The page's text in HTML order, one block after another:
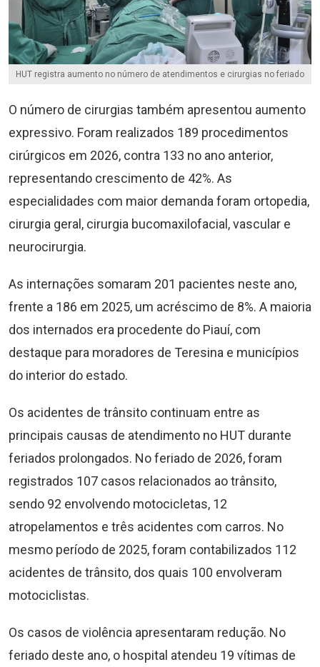
HUT registra aumento no número de atendimentos e cirurgias no feriado
O número de cirurgias também apresentou aumento
expressivo. Foram realizados 189 procedimentos
cirúrgicos em 2026, contra 133 no ano anterior,
representando crescimento de 42%. As
especialidades com maior demanda foram ortopedia,
cirurgia geral, cirurgia bucomaxilofacial, vascular e
neurocirurgia.
As internações somaram 201 pacientes neste ano,
frente a 186 em 2025, um acréscimo de 8%. A maioria
dos internados era procedente do Piauí, com
destaque para moradores de Teresina e municípios
do interior do estado.
Os acidentes de trânsito continuam entre as
principais causas de atendimento no HUT durante
feriados prolongados. No feriado de 2026, foram
registrados 107 casos relacionados ao trânsito,
sendo 92 envolvendo motocicletas, 12
atropelamentos e três acidentes com carros. No
mesmo período de 2025, foram contabilizados 112
acidentes de trânsito, dos quais 100 envolveram
motociclistas.
Os casos de violência apresentaram redução. No
feriado deste ano, o hospital atendeu 19 vítimas de